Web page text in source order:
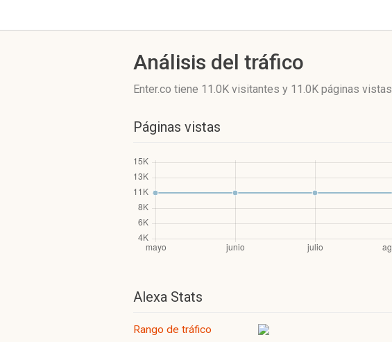
Análisis del tráfico
Enter.co tiene 11.0K visitantes y 11.0K páginas vistas
Páginas vistas
Alexa Stats
Rango de tráfico